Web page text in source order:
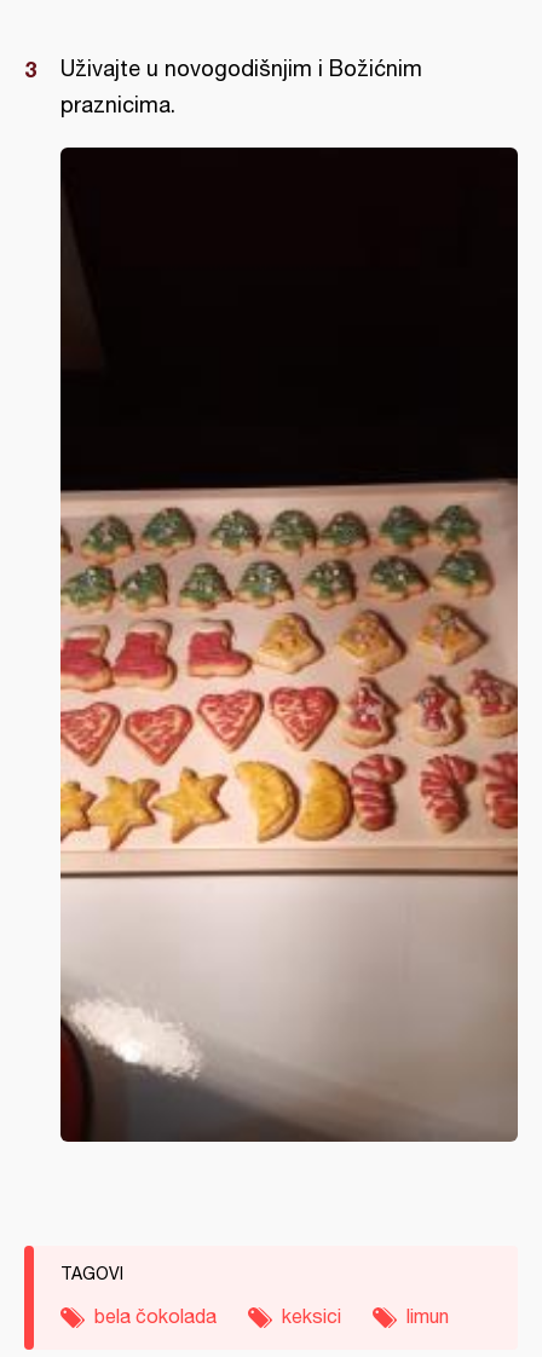
Uživajte u novogodišnjim i Božićnim
praznicima.
TAGOVI
bela čokolada keksici limun